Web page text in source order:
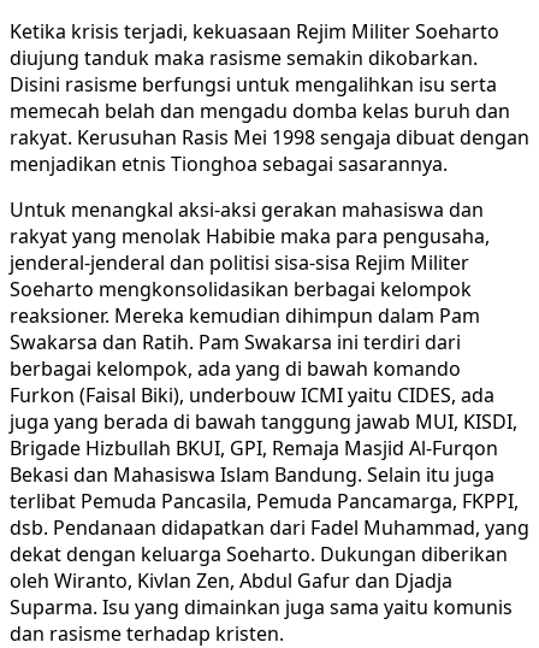
Ketika krisis terjadi, kekuasaan Rejim Militer Soeharto
diujung tanduk maka rasisme semakin dikobarkan.
Disini rasisme berfungsi untuk mengalihkan isu serta
memecah belah dan mengadu domba kelas buruh dan
rakyat. Kerusuhan Rasis Mei 1998 sengaja dibuat dengan
menjadikan etnis Tionghoa sebagai sasarannya.
Untuk menangkal aksi-aksi gerakan mahasiswa dan
rakyat yang menolak Habibie maka para pengusaha,
jenderal-jenderal dan politisi sisa-sisa Rejim Militer
Soeharto mengkonsolidasikan berbagai kelompok
reaksioner. Mereka kemudian dihimpun dalam Pam
Swakarsa dan Ratih. Pam Swakarsa ini terdiri dari
berbagai kelompok, ada yang di bawah komando
Furkon (Faisal Biki), underbouw ICMI yaitu CIDES, ada
juga yang berada di bawah tanggung jawab MUI, KISDI,
Brigade Hizbullah BKUI, GPI, Remaja Masjid Al-Furqon
Bekasi dan Mahasiswa Islam Bandung. Selain itu juga
terlibat Pemuda Pancasila, Pemuda Pancamarga, FKPPI,
dsb. Pendanaan didapatkan dari Fadel Muhammad, yang
dekat dengan keluarga Soeharto. Dukungan diberikan
oleh Wiranto, Kivlan Zen, Abdul Gafur dan Djadja
Suparma. Isu yang dimainkan juga sama yaitu komunis
dan rasisme terhadap kristen.